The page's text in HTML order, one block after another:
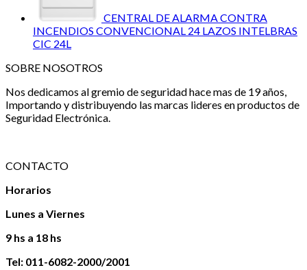
CENTRAL DE ALARMA CONTRA
INCENDIOS CONVENCIONAL 24 LAZOS INTELBRAS
CIC 24L
SOBRE NOSOTROS
Nos dedicamos al gremio de seguridad hace mas de 19 años,
Importando y distribuyendo las marcas lideres en productos de
Seguridad Electrónica.
CONTACTO
Horarios
Lunes a Viernes
9 hs a 18 hs
Tel: 011-6082-2000/2001